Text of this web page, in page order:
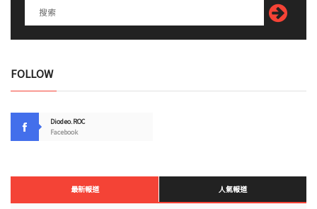
FOLLOW
Diodeo.ROC
Facebook
最新報道 人氣報道